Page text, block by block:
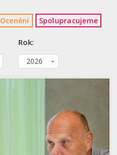
Ocenění Spolupracujeme
Rok:
2026